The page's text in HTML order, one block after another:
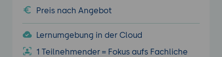
Preis nach Angebot
Lernumgebung in der Cloud
1 Teilnehmender = Fokus aufs Fachliche